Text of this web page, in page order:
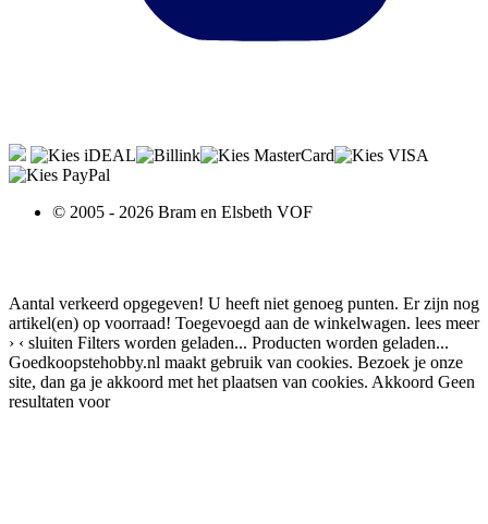
© 2005 - 2026 Bram en Elsbeth VOF
Aantal verkeerd opgegeven! U heeft niet genoeg punten. Er zijn nog
artikel(en) op voorraad! Toegevoegd aan de winkelwagen. lees meer
› ‹ sluiten Filters worden geladen... Producten worden geladen...
Goedkoopstehobby.nl maakt gebruik van cookies. Bezoek je onze
site, dan ga je akkoord met het plaatsen van cookies. Akkoord Geen
resultaten voor